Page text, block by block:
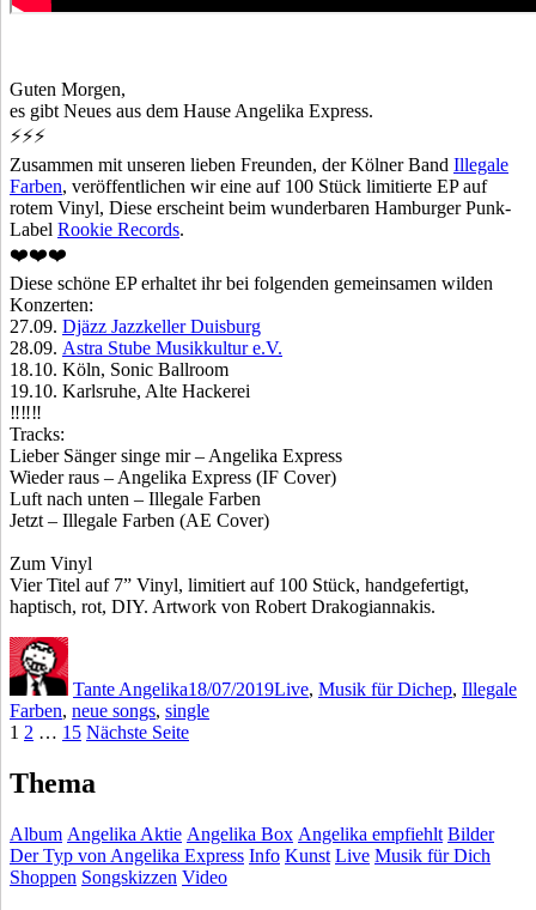
Guten Morgen,
es gibt Neues aus dem Hause Angelika Express.
⚡⚡⚡
Zusammen mit unseren lieben Freunden, der Kölner Band Illegale
Farben, veröffentlichen wir eine auf 100 Stück limitierte EP auf
rotem Vinyl, Diese erscheint beim wunderbaren Hamburger Punk-
Label Rookie Records.
❤️❤️❤️
Diese schöne EP erhaltet ihr bei folgenden gemeinsamen wilden
Konzerten:
27.09. Djäzz Jazzkeller Duisburg
28.09. Astra Stube Musikkultur e.V.
18.10. Köln, Sonic Ballroom
19.10. Karlsruhe, Alte Hackerei
‼️‼️‼️
Tracks:
Lieber Sänger singe mir – Angelika Express
Wieder raus – Angelika Express (IF Cover)
Luft nach unten – Illegale Farben
Jetzt – Illegale Farben (AE Cover)
Zum Vinyl
Vier Titel auf 7” Vinyl, limitiert auf 100 Stück, handgefertigt,
haptisch, rot, DIY. Artwork von Robert Drakogiannakis.
Autor
Tante Angelika18/07/2019Live, Musik für Dichep, Illegale
Farben, neue songs, single
Seitennummerierung
der
Beiträge
Seite
1 Seite
2 … Seite
15 Nächste Seite
Thema
Album Angelika Aktie Angelika Box Angelika empfiehlt Bilder
Der Typ von Angelika Express Info Kunst Live Musik für Dich
Shoppen Songskizzen Video